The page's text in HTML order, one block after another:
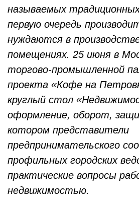
называемых
первую очередь
нуждаются в
помещениях. 25 июня в
торгово-промышленной
проекта «Кофе на
круглый стол
оформление, оборот,
котором представители
предпринимательского
профильных городских
практические вопросы
недвижимостью.